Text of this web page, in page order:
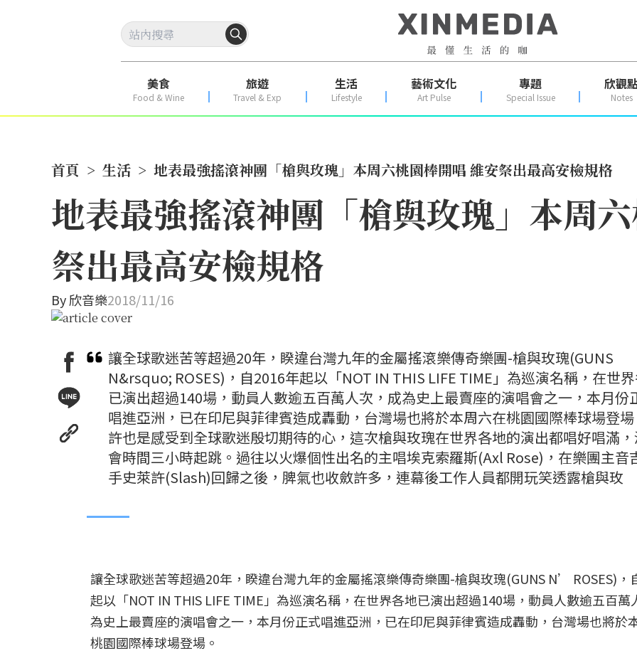
美食
Food & Wine
旅遊
Travel & Exp
生活
Lifestyle
藝術文化
Art Pulse
專題
Special Issue
欣觀
Notes
首頁 > 生活 > 地表最強搖滾神團「槍與玫瑰」本周六桃園棒開唱 維安祭出最高安檢規格
地表最強搖滾神團「槍與玫瑰」本周
祭出最高安檢規格
By欣音樂2018/11/16
讓全球歌迷苦等超過20年，睽違台灣九年的金屬搖滾樂傳奇樂團-槍與玫瑰(GUNS
N&rsquo; ROSES)，自2016年起以「NOT IN THIS LIFE TIME」為巡演名稱，在世
已演出超過140場，動員人數逾五百萬人次，成為史上最賣座的演唱會之一，本月份
唱進亞洲，已在印尼與菲律賓造成轟動，台灣場也將於本周六在桃園國際棒球場登
許也是感受到全球歌迷殷切期待的心，這次槍與玫瑰在世界各地的演出都唱好唱滿
會時間三小時起跳。過往以火爆個性出名的主唱埃克索羅斯(Axl Rose)，在樂團主音
手史萊許(Slash)回歸之後，脾氣也收斂許多，連幕後工作人員都開玩笑透露槍與玫
讓全球歌迷苦等超過20年，睽違台灣九年的金屬搖滾樂傳奇樂團-槍與玫瑰(GUNS N’ ROSES)，
起以「NOT IN THIS LIFE TIME」為巡演名稱，在世界各地已演出超過140場，動員人數逾五百萬
為史上最賣座的演唱會之一，本月份正式唱進亞洲，已在印尼與菲律賓造成轟動，台灣場也將於
桃園國際棒球場登場。